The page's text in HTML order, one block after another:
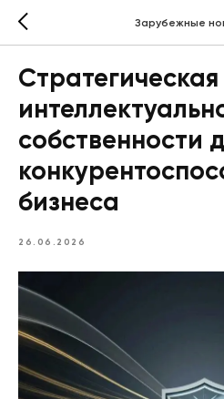
Зарубежные
собственности
бизнеса
26.06.2026